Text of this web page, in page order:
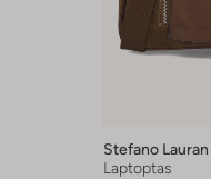
Stefano Lauran
Laptoptas